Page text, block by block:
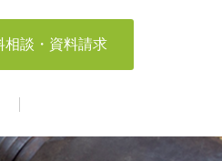
相談・資料請求